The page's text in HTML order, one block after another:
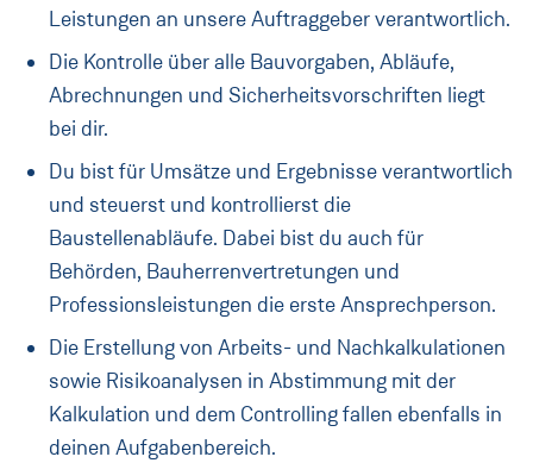
Direkteinstieg
Unsere Bereiche
Jobprofile
Blog
Kontakt
Messen
Land ändern:(Aktuell:
Österreich
Leistungen an unsere Auftraggeber verantwortlich.
Die Kontrolle über alle Bauvorgaben, Abläufe,
Abrechnungen und Sicherheitsvorschriften liegt
bei dir.
Du bist für Umsätze und Ergebnisse verantwortlich
und steuerst und kontrollierst die
Baustellenabläufe. Dabei bist du auch für
Behörden, Bauherrenvertretungen und
Professionsleistungen die erste Ansprechperson.
Die Erstellung von Arbeits- und Nachkalkulationen
sowie Risikoanalysen in Abstimmung mit der
Kalkulation und dem Controlling fallen ebenfalls in
deinen Aufgabenbereich.